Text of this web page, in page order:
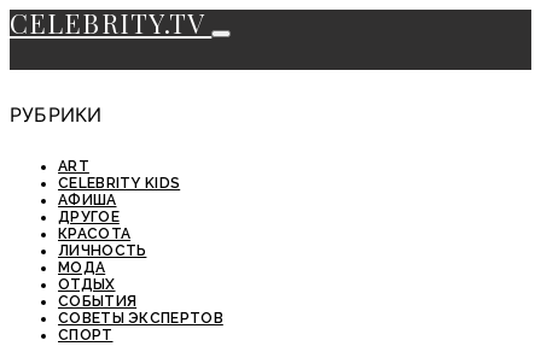
CELEBRITY.TV
РУБРИКИ
ART
CELEBRITY KIDS
АФИША
ДРУГОЕ
КРАСОТА
ЛИЧНОСТЬ
МОДА
ОТДЫХ
СОБЫТИЯ
СОВЕТЫ ЭКСПЕРТОВ
СПОРТ